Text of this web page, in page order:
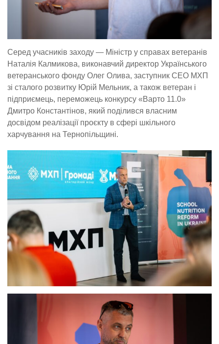
Серед учасників заходу — Міністр у справах ветеранів
Наталія Калмикова, виконавчий директор Українського
ветеранського фонду Олег Олива, заступник СЕО МХП
зі сталого розвитку Юрій Мельник, а також ветеран і
підприємець, переможець конкурсу «Варто 11.0»
Дмитро Константінов, який поділився власним
досвідом реалізації проєкту в сфері шкільного
харчування на Тернопільщині.